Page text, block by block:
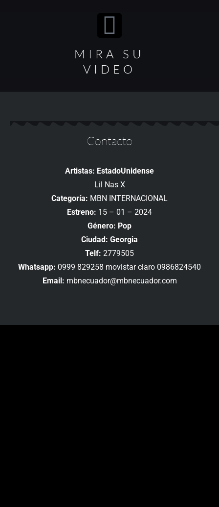
MIRA SU
VIDEO
Contacto
Artistas: EstadoUnidense
Lil Nas X
Categoría: MBN INTERNACIONAL
Estreno: 15 – 01 – 2024
Género: Pop
Ciudad: Georgia
Telf: 2779505
Whatsapp: 0999 829258 movistar claro 0986824540
Email: mbnecuador@mbnecuador.com